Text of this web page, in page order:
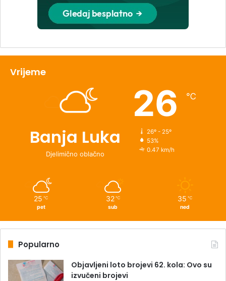
Vrijeme
Banja Luka
Djelimično oblačno
26 ℃
26º - 25º
53%
0.47 km/h
25 ℃
pet
32 ℃
sub
35 ℃
ned
Popularno
Objavljeni loto brojevi 62. kola: Ovo su
izvučeni brojevi